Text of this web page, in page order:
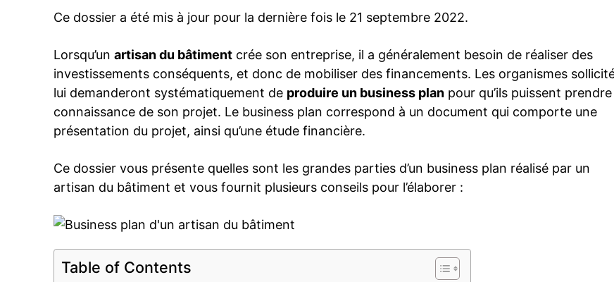
Ce dossier a été mis à jour pour la dernière fois le 21 septembre 2022.
Lorsqu’un artisan du bâtiment crée son entreprise, il a généralement besoin de réaliser des
investissements conséquents, et donc de mobiliser des financements. Les organismes
lui demanderont systématiquement de produire un business plan pour qu’ils puissent prendre
connaissance de son projet. Le business plan correspond à un document qui comporte une
présentation du projet, ainsi qu’une étude financière.
Ce dossier vous présente quelles sont les grandes parties d’un business plan réalisé par un
artisan du bâtiment et vous fournit plusieurs conseils pour l’élaborer :
Table of Contents